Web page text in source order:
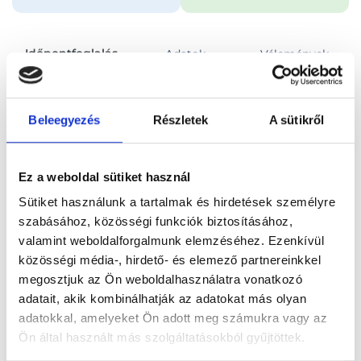
Beleegyezés Részletek A sütikről
Ez a weboldal sütiket használ
Sütiket használunk a tartalmak és hirdetések személyre
szabásához, közösségi funkciók biztosításához,
valamint weboldalforgalmunk elemzéséhez. Ezenkívül
közösségi média-, hirdető- és elemező partnereinkkel
megosztjuk az Ön weboldalhasználatra vonatkozó
adatait, akik kombinálhatják az adatokat más olyan
adatokkal, amelyeket Ön adott meg számukra vagy az
Ön által használt más szolgáltatásokból gyűjtöttek.
Időpontfoglalás Adatok Vélemények
Foglalj időpontot
Főoldal Orvosok Sebész
Sebész, Budapest, VII. kerület Dr. Péter Sándor